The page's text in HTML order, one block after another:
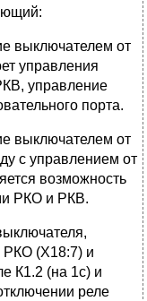
выключателем от
управления
управление
порта.
выключателем от
с управлением от
возможность
РКО и РКВ.
РКО (Х18:7) и
К1.2 (на 1с) и
реле